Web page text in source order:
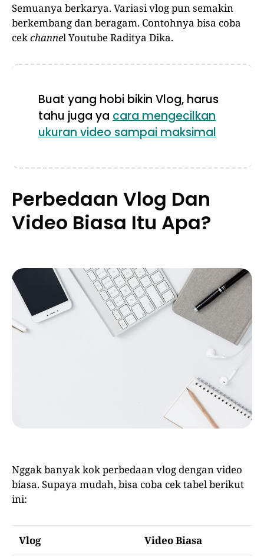
Semuanya berkarya. Variasi vlog pun semakin
berkembang dan beragam. Contohnya bisa coba
cekchannel Youtube Raditya Dika.
Buat yang hobi bikin Vlog, harus
tahu juga ya cara mengecilkan
ukuran video sampai maksimal
Perbedaan Vlog Dan
Video Biasa Itu Apa?
Nggak banyak kok perbedaan vlog dengan video
biasa. Supaya mudah, bisa coba cek tabel berikut
ini:
Vlog Video Biasa